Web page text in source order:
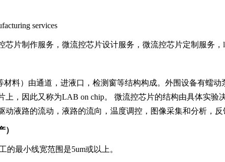
services
芯片制作服务，微流控芯片设计服务，微流控芯片定制服务，
材料） 由通道，进液口，检测窗等结构构成。外围设备有蠕动
上，因此又称为LAB on chip。 微流控芯片的结构由具体实
液路的流动，液路的流向，温度调控，图像采集和分析，反
）
的最小线宽范围是5um或以上。